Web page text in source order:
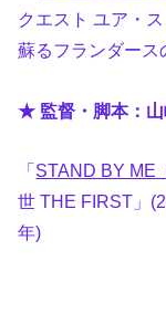
クエスト ユア・
蘇るフランダース
★ 監督・脚本：
「STAND BY ME
世 THE FIRST」
年)